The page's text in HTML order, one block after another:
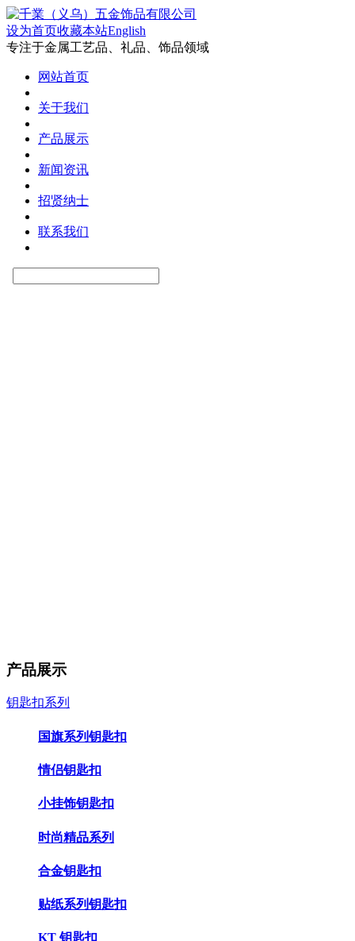
设为首页收藏本站English
专注于金属工艺品、礼品、饰品领域
网站首页
关于我们
产品展示
新闻资讯
招贤纳士
联系我们
产品展示
钥匙扣系列
国旗系列钥匙扣
情侣钥匙扣
小挂饰钥匙扣
时尚精品系列
合金钥匙扣
贴纸系列钥匙扣
KT 钥匙扣